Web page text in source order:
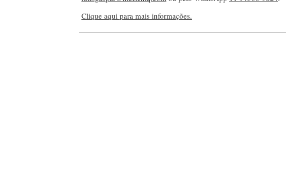
Clique aqui para mais informações.